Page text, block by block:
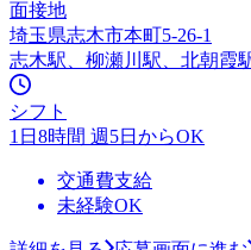
面接地
埼玉県志木市本町5-26-1
志木駅、柳瀬川駅、北朝霞
シフト
1日8時間 週5日からOK
交通費支給
未経験OK